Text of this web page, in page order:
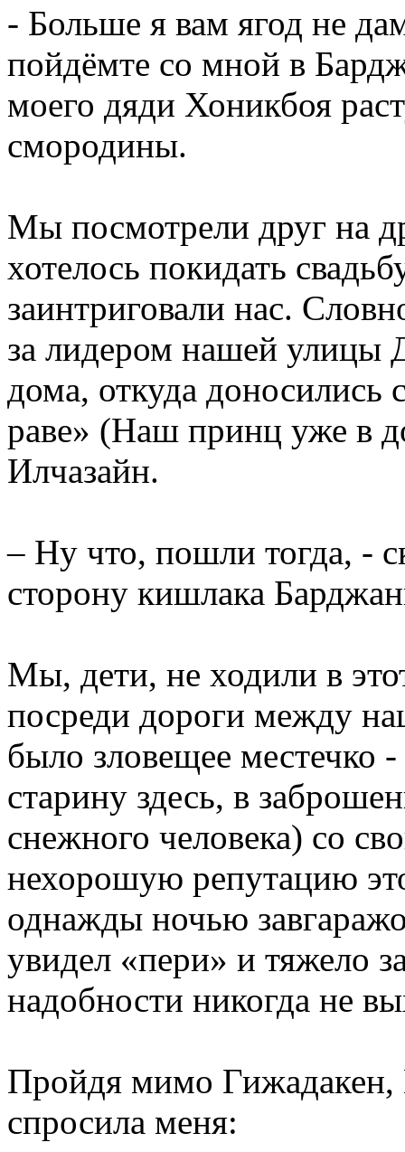
- Больше я вам ягод не
пойдёмте со мной в
моего дяди Хоникбоя
смородины.
Мы посмотрели друг на
хотелось покидать
заинтриговали нас.
за лидером нашей улицы
дома, откуда
раве» (Наш принц уже в
Илчазайн.
– Ну что, пошли тогда, -
сторону кишлака
Мы, дети, не ходили в
посреди дороги между
было зловещее местечко
старину здесь, в
снежного человека) со
нехорошую репутацию
однажды ночью
увидел «пери» и тяжело
надобности никогда не
Пройдя мимо Гижадакен,
спросила меня: